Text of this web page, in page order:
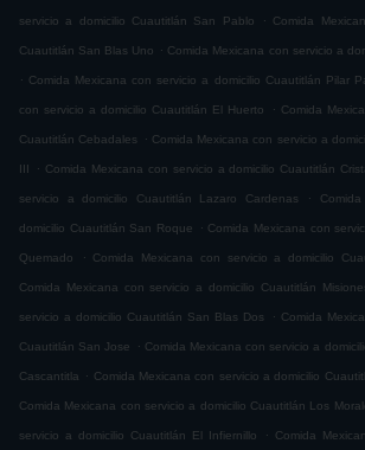
servicio a domicilio Cuautitlán San Pablo . Comida
Cuautitlán San Blas Uno . Comida Mexicana con servicio a
. Comida Mexicana con servicio a domicilio Cuautitlán Pilar
con servicio a domicilio Cuautitlán El Huerto . Comida
Cuautitlán Cebadales . Comida Mexicana con servicio a
III . Comida Mexicana con servicio a domicilio Cuautitlán
servicio a domicilio Cuautitlán Lazaro Cardenas .
domicilio Cuautitlán San Roque . Comida Mexicana con
Quemado . Comida Mexicana con servicio a domicilio
Comida Mexicana con servicio a domicilio Cuautitlán
servicio a domicilio Cuautitlán San Blas Dos . Comida
Cuautitlán San Jose . Comida Mexicana con servicio a
Cascantitla . Comida Mexicana con servicio a domicilio
Comida Mexicana con servicio a domicilio Cuautitlán Los
servicio a domicilio Cuautitlán El Infiernillo . Comida